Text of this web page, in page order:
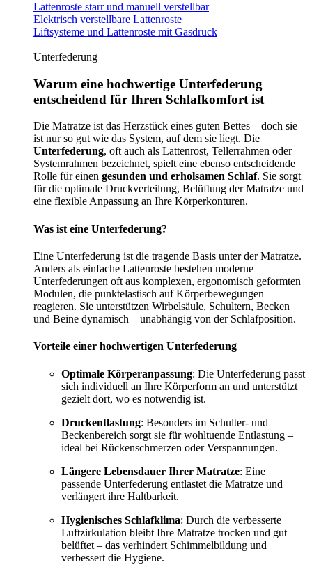
Lattenroste starr und manuell verstellbar
Elektrisch verstellbare Lattenroste
Liftsysteme und Lattenroste mit Gasdruck
Unterfederung
Warum eine hochwertige Unterfederung
entscheidend für Ihren Schlafkomfort ist
Die Matratze ist das Herzstück eines guten Bettes – doch sie
ist nur so gut wie das System, auf dem sie liegt. Die
Unterfederung, oft auch als Lattenrost, Tellerrahmen oder
Systemrahmen bezeichnet, spielt eine ebenso entscheidende
Rolle für einen gesunden und erholsamen Schlaf. Sie sorgt
für die optimale Druckverteilung, Belüftung der Matratze und
eine flexible Anpassung an Ihre Körperkonturen.
Was ist eine Unterfederung?
Eine Unterfederung ist die tragende Basis unter der Matratze.
Anders als einfache Lattenroste bestehen moderne
Unterfederungen oft aus komplexen, ergonomisch geformten
Modulen, die punktelastisch auf Körperbewegungen
reagieren. Sie unterstützen Wirbelsäule, Schultern, Becken
und Beine dynamisch – unabhängig von der Schlafposition.
Vorteile einer hochwertigen Unterfederung
Optimale Körperanpassung: Die Unterfederung passt
sich individuell an Ihre Körperform an und unterstützt
gezielt dort, wo es notwendig ist.
Druckentlastung: Besonders im Schulter- und
Beckenbereich sorgt sie für wohltuende Entlastung –
ideal bei Rückenschmerzen oder Verspannungen.
Längere Lebensdauer Ihrer Matratze: Eine
passende Unterfederung entlastet die Matratze und
verlängert ihre Haltbarkeit.
Hygienisches Schlafklima: Durch die verbesserte
Luftzirkulation bleibt Ihre Matratze trocken und gut
belüftet – das verhindert Schimmelbildung und
verbessert die Hygiene.